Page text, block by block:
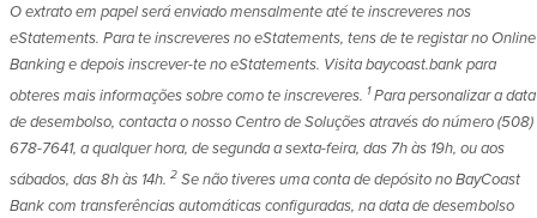
O extrato em papel será enviado mensalmente até te inscreveres nos
eStatements. Para te inscreveres no eStatements, tens de te registar no Online
Banking e depois inscrever-te no eStatements. Visita baycoast.bank para
obteres mais informações sobre como te inscreveres. 1 Para personalizar a data
de desembolso, contacta o nosso Centro de Soluções através do número (508)
678-7641, a qualquer hora, de segunda a sexta-feira, das 7h às 19h, ou aos
sábados, das 8h às 14h. 2 Se não tiveres uma conta de depósito no BayCoast
Bank com transferências automáticas configuradas, na data de desembolso